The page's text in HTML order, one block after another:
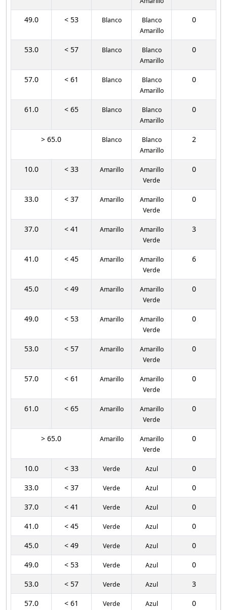
49.0 < 53 Blanco
Blanco
Amarillo
0
53.0 < 57 Blanco
Blanco
Amarillo
0
57.0 < 61 Blanco
Blanco
Amarillo
0
61.0 < 65 Blanco
Blanco
Amarillo
0
> 65.0 Blanco
Blanco
Amarillo
2
10.0 < 33 Amarillo
Amarillo
Verde
0
33.0 < 37 Amarillo
Amarillo
Verde
0
37.0 < 41 Amarillo
Amarillo
Verde
3
41.0 < 45 Amarillo
Amarillo
Verde
6
45.0 < 49 Amarillo
Amarillo
Verde
0
49.0 < 53 Amarillo
Amarillo
Verde
0
53.0 < 57 Amarillo
Amarillo
Verde
0
57.0 < 61 Amarillo
Amarillo
Verde
0
61.0 < 65 Amarillo
Amarillo
Verde
0
> 65.0 Amarillo
Amarillo
Verde
0
10.0 < 33 Verde Azul
0
33.0
< 37 Verde Azul
0
37.0
< 41 Verde Azul
0
41.0
< 45 Verde Azul
0
45.0
< 49 Verde Azul
0
49.0
< 53 Verde Azul
0
53.0
< 57 Verde Azul
3
57.0
< 61 Verde Azul
0